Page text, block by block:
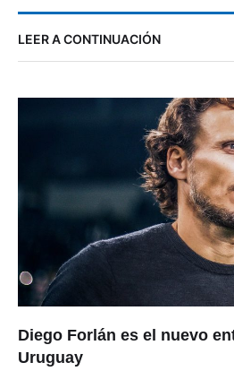
Diego Forlán es el nuevo